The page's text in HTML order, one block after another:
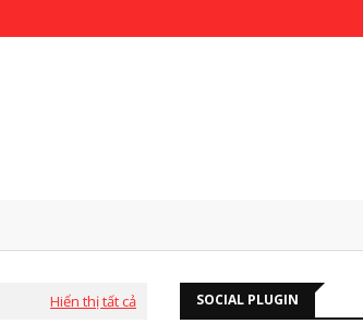
Hiển thị tất cả SOCIAL PLUGIN